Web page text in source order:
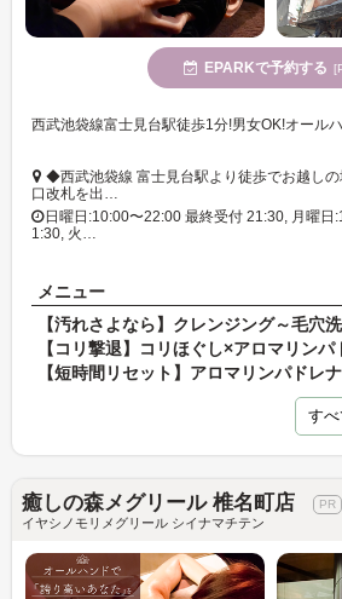
EPARKで予約する
◆西武池袋線 富士見台駅より徒歩でお越し
口改札を出…
日曜日:10:00〜22:00 最終受付 21:30, 月曜日
1:30, 火…
メニュー
す
癒しの森メグリール 椎名町店
イヤシノモリメグリール シイナマチテン